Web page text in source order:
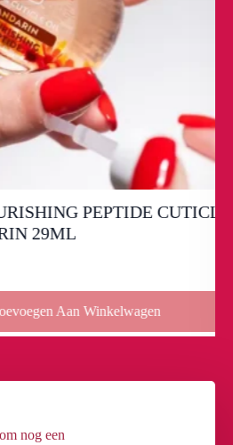
PEPTIDE CUTICLE
Aan Winkelwagen
nog een